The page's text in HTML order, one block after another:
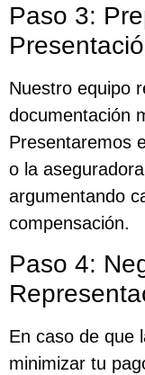
Paso 3:
Nuestro equipo
documentación
Presentaremos
o la
argumentando
compensación.
Paso 4:
En caso de que
minimizar tu